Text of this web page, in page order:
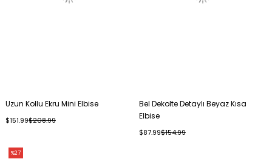
Uzun Kollu Ekru Mini Elbise
$151.99$208.99
Bel Dekolte Detaylı Beyaz Kısa
Elbise
$87.99$154.99
%27